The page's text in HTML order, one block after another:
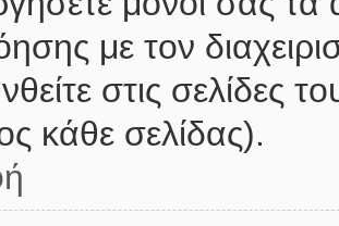
με τον
στις
κάθε σελίδας).